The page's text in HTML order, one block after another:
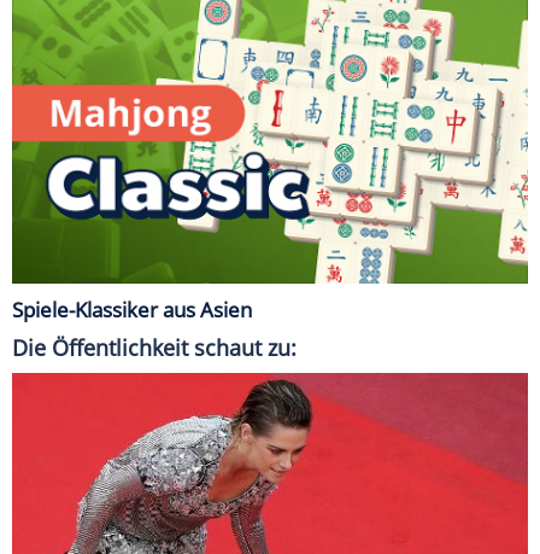
Spiele-Klassiker aus Asien
Die Öffentlichkeit schaut zu: